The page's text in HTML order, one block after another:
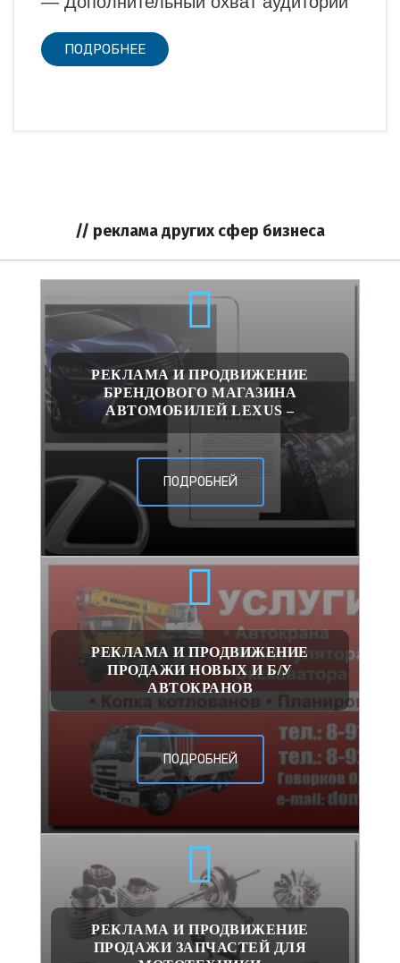
ПОДРОБНЕЕ
// реклама других сфер бизнеса
РЕКЛАМА И ПРОДВИЖЕНИЕ
БРЕНДОВОГО МАГАЗИНА
АВТОМОБИЛЕЙ LEXUS –
ПОДРОБНЕЙ
РЕКЛАМА И ПРОДВИЖЕНИЕ
ПРОДАЖИ НОВЫХ И Б/У
АВТОКРАНОВ
ПОДРОБНЕЙ
РЕКЛАМА И ПРОДВИЖЕНИЕ
ПРОДАЖИ ЗАПЧАСТЕЙ ДЛЯ